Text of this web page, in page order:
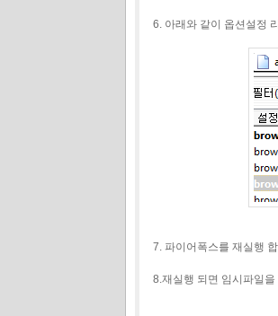
6. 아래와 같이 옵션설정
7. 파이어폭스를 재실행 합
8.재실행 되면 임시파일